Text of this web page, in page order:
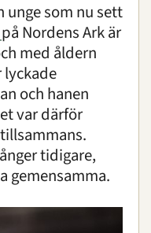
unge som nu sett
på Nordens Ark är
med åldern
lyckade
och hanen
var därför
tidigare,
gemensamma.